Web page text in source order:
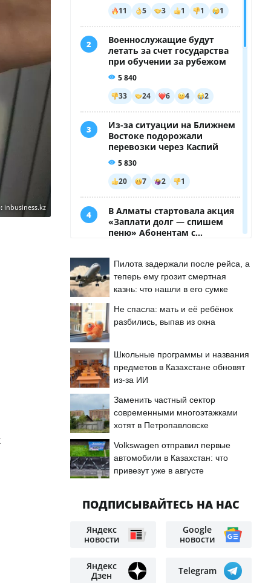
inbusiness.kz
Пилота задержали после рейса, а
теперь ему грозит смертная
казнь: что нашли в его сумке
Не спасла: мать и её ребёнок
разбились, выпав из окна
Школьные программы и названия
предметов в Казахстане обновят
из-за ИИ
Заменить частный сектор
современными многоэтажками
хотят в Петропавловске
Volkswagen отправил первые
автомобили в Казахстан: что
привезут уже в августе
ПОДПИСЫВАЙТЕСЬ НА НАС
Яндекс
новости
Google
новости
Яндекс
Дзен
Telegram